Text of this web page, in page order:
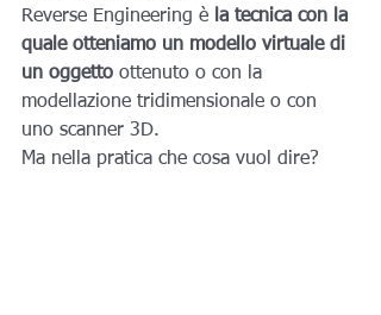
Reverse Engineering è la tecnica con la
quale otteniamo un modello virtuale di
un oggetto ottenuto o con la
modellazione tridimensionale o con
uno scanner 3D.
Ma nella pratica che cosa vuol dire?